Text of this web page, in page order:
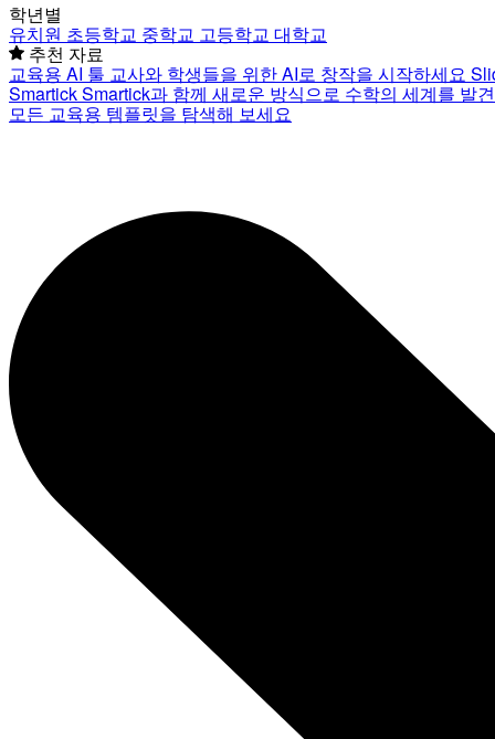
학년별
유치원 초등학교 중학교 고등학교 대학교
추천 자료
교육용 AI 툴 교사와 학생들을 위한 AI로 창작을 시작하세요
SmartickSmartick과 함께 새로운 방식으로 수학의 세계를 발
모든 교육용 템플릿을 탐색해 보세요